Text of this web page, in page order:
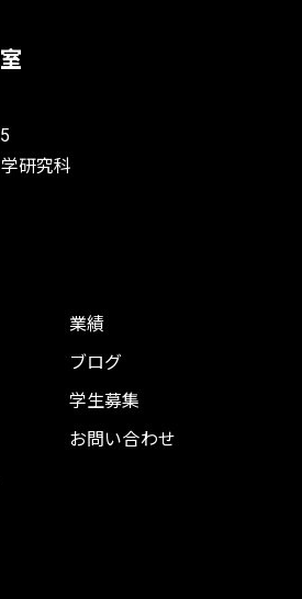
研究科
業績
ブログ
学生募集
お問い合わせ